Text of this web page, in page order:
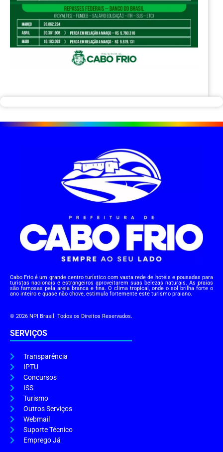
Cabo Frio é um grande centro turístico com vasta rede de hotéis e pousadas para
turistas nacionais e estrangeiros aproveitarem suas belezas naturais. As praias
são famosas pela areia branca e fina. O clima tropical, onde o sol brilha forte o
ano inteiro e quase não chove, estimula fortemente este turismo praiano.
© 2026 NPI Brasil. Todos os Direitos Reservados.
SERVIÇOS
Transparência
IPTU
Concursos
ISS
Turismo
Outros Serviços
Webmail
Suporte Técnico
Emprego Já